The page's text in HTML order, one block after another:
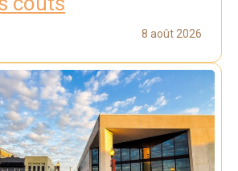
8 août 2026